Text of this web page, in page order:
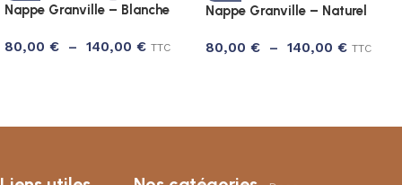
Nappe Granville – Blanche
80,00 € – 140,00 € TTC
Nappe Granville – Naturel
80,00 € – 140,00 € TTC